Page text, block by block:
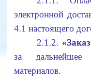
электронной
4.1 настоящего
2.1.2.
за дальнейшее
материалов.